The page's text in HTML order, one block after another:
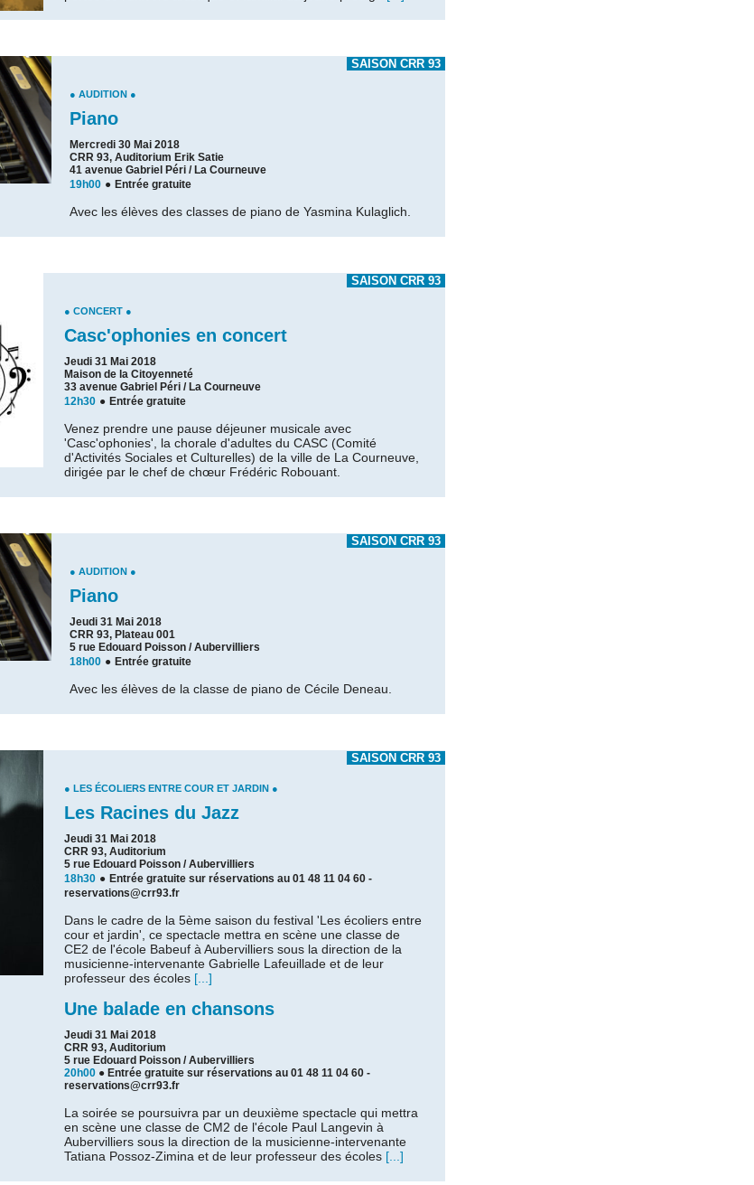
SAISON CRR 93
● AUDITION ●
Piano
Mercredi 30 Mai 2018
CRR 93, Auditorium Erik Satie
41 avenue Gabriel Péri / La Courneuve
19h00 ● Entrée gratuite
Avec les élèves des classes de piano de Yasmina Kulaglich.
SAISON CRR 93
● CONCERT ●
Casc'ophonies en concert
Jeudi 31 Mai 2018
Maison de la Citoyenneté
33 avenue Gabriel Péri / La Courneuve
12h30 ● Entrée gratuite
Venez prendre une pause déjeuner musicale avec
'Casc'ophonies', la chorale d'adultes du CASC (Comité
d'Activités Sociales et Culturelles) de la ville de La Courneuve,
dirigée par le chef de chœur Frédéric Robouant.
SAISON CRR 93
● AUDITION ●
Piano
Jeudi 31 Mai 2018
CRR 93, Plateau 001
5 rue Edouard Poisson / Aubervilliers
18h00 ● Entrée gratuite
Avec les élèves de la classe de piano de Cécile Deneau.
SAISON CRR 93
● LES ÉCOLIERS ENTRE COUR ET JARDIN ●
Les Racines du Jazz
Jeudi 31 Mai 2018
CRR 93, Auditorium
5 rue Edouard Poisson / Aubervilliers
18h30 ● Entrée gratuite sur réservations au 01 48 11 04 60 -
reservations@crr93.fr
Dans le cadre de la 5ème saison du festival 'Les écoliers entre
cour et jardin', ce spectacle mettra en scène une classe de
CE2 de l'école Babeuf à Aubervilliers sous la direction de la
musicienne-intervenante Gabrielle Lafeuillade et de leur
professeur des écoles [...]
Une balade en chansons
Jeudi 31 Mai 2018
CRR 93, Auditorium
5 rue Edouard Poisson / Aubervilliers
20h00 ● Entrée gratuite sur réservations au 01 48 11 04 60 -
reservations@crr93.fr
La soirée se poursuivra par un deuxième spectacle qui mettra
en scène une classe de CM2 de l'école Paul Langevin à
Aubervilliers sous la direction de la musicienne-intervenante
Tatiana Possoz-Zimina et de leur professeur des écoles [...]